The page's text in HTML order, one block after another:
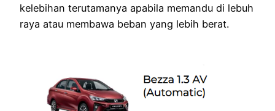
kelebihan terutamanya apabila memandu di lebuh
raya atau membawa beban yang lebih berat.